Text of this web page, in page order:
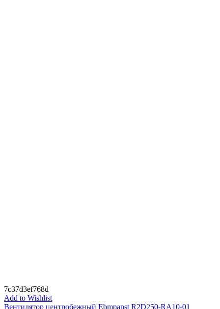
7c37d3ef768d
Add to Wishlist
Вентилятор центробежный Ebmpapst R2D250-RA10-01